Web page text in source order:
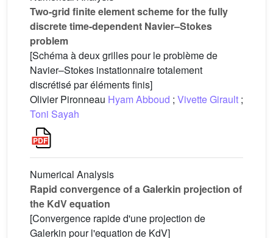
Two-grid finite element scheme for the fully
discrete time-dependent Navier–Stokes
problem
[Schéma à deux grilles pour le problème de
Navier–Stokes instationnaire totalement
discrétisé par éléments finis]
Olivier Pironneau Hyam Abboud ; Vivette Girault ;
Toni Sayah
Numerical Analysis
Rapid convergence of a Galerkin projection of
the KdV equation
[Convergence rapide d'une projection de
Galerkin pour l'equation de KdV]